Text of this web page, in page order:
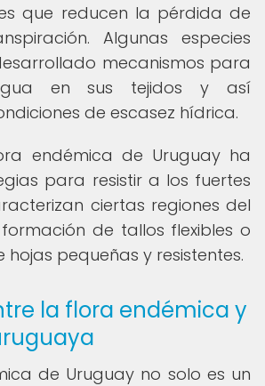
que reducen la pérdida de
Algunas especies
mecanismos para
en sus tejidos y así
de escasez hídrica.
endémica de Uruguay ha
para resistir a los fuertes
ciertas regiones del
de tallos flexibles o
hojas pequeñas y resistentes.
la flora endémica y
de Uruguay no solo es un